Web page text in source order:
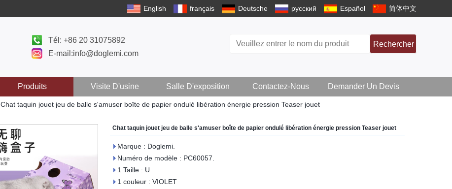
English français Deutsche русский Español 简体中文
Tél: +86 20 31075892
E-mail:info@doglemi.com
Rechercher
Produits Visite D'usine Salle D'exposition Contactez-Nous Demander Un Devis
Chat taquin jouet jeu de balle s'amuser boîte de papier ondulé libération énergie pression Teaser jouet
Chat taquin jouet jeu de balle s'amuser boîte de papier ondulé libération énergie pression Teaser jouet
Marque : Doglemi.
Numéro de modèle : PC60057.
1 Taille : U
1 couleur : VIOLET